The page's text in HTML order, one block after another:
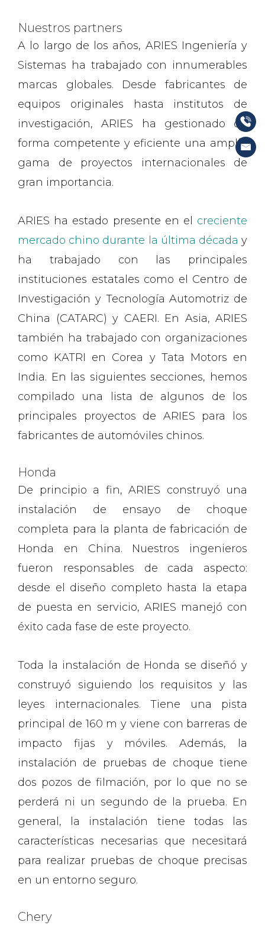
Nuestros partners
A lo largo de los años, ARIES Ingeniería y
Sistemas ha trabajado con innumerables
marcas globales. Desde fabricantes de
equipos originales hasta institutos de
investigación, ARIES ha gestionado de
forma competente y eficiente una amplia
gama de proyectos internacionales de
gran importancia.
ARIES ha estado presente en el
creciente
mercado chino durante la última década y
ha trabajado con las principales
instituciones estatales como el Centro de
Investigación y Tecnología Automotriz de
China (CATARC) y CAERI. En Asia, ARIES
también ha trabajado con organizaciones
como KATRI en Corea y Tata Motors en
India. En las siguientes secciones, hemos
compilado una lista de algunos de los
principales proyectos de ARIES para los
fabricantes de automóviles chinos.
Honda
De principio a fin, ARIES construyó una
instalación de ensayo de choque
completa para la planta de fabricación de
Honda en China. Nuestros ingenieros
fueron responsables de cada aspecto:
desde el diseño completo hasta la etapa
de puesta en servicio, ARIES manejó con
éxito cada fase de este proyecto.
Toda la instalación de Honda se diseñó y
construyó siguiendo los requisitos y las
leyes internacionales. Tiene una pista
principal de 160 m y viene con barreras de
impacto fijas y móviles. Además, la
instalación de pruebas de choque tiene
dos pozos de filmación, por lo que no se
perderá ni un segundo de la prueba. En
general, la instalación tiene todas las
características necesarias que necesitará
para realizar pruebas de choque precisas
en un entorno seguro.
Chery